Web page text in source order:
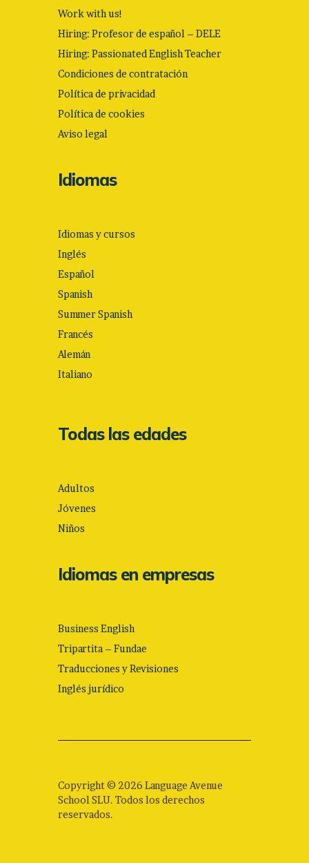
Work with us!
Hiring: Profesor de español – DELE
Hiring: Passionated English Teacher
Condiciones de contratación
Política de privacidad
Política de cookies
Aviso legal
Idiomas
Idiomas y cursos
Inglés
Español
Spanish
Summer Spanish
Francés
Alemán
Italiano
Todas las edades
Adultos
Jóvenes
Niños
Idiomas en empresas
Business English
Tripartita – Fundae
Traducciones y Revisiones
Inglés jurídico
Copyright © 2026 Language Avenue
School SLU. Todos los derechos
reservados.